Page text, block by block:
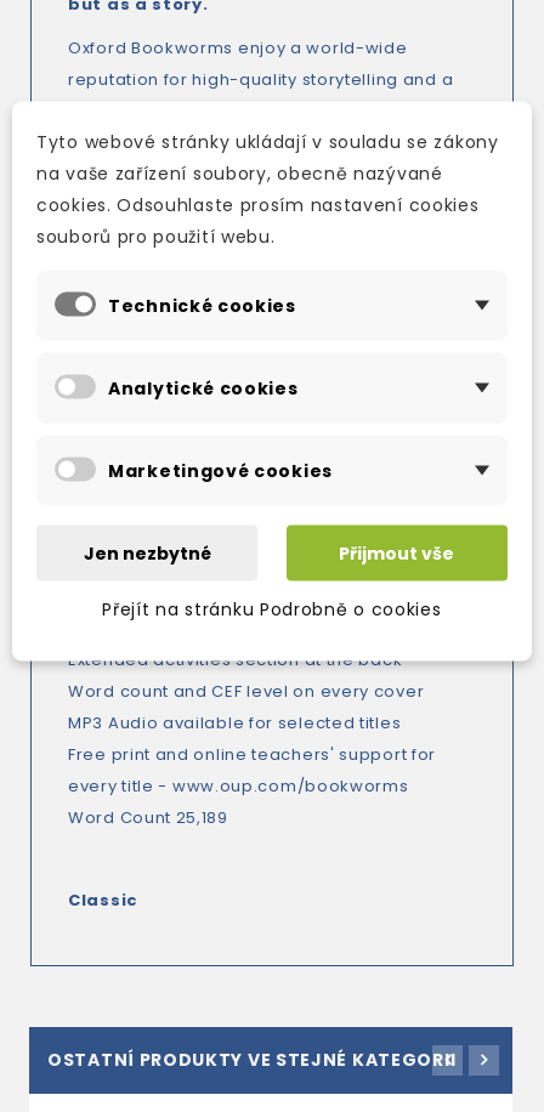
Oxford Bookworms enjoy a world-wide
reputation for high-quality storytelling and a
Research shows reading a lot improves all
your language skills.
most consistent series in terms of language
reading.
There's a wide choice of titles too - something
Graded according to the acclaimed
Bookworms syllabus
Award-winning titles
Stunning covers
Extended activities section at the back
Word count and CEF level on every cover
MP3 Audio available for selected titles
Free print and online teachers' support for
every title - www.oup.com/bookworms
Word Count 25,189
Classic
OSTATNÍ PRODUKTY VE STEJNÉ KATEGORII
Tyto webové stránky ukládají v souladu se zákony
na vaše zařízení soubory, obecně nazývané
cookies. Odsouhlaste prosím nastavení cookies
souborů pro použití webu.
Technické cookies
Analytické cookies
Marketingové cookies
Jen nezbytné Přijmout vše
Přejít na stránku Podrobně o cookies